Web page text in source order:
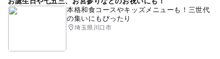
本格和食コースやキッズメニューも！三世代
の集いにもぴったり
埼玉県川口市